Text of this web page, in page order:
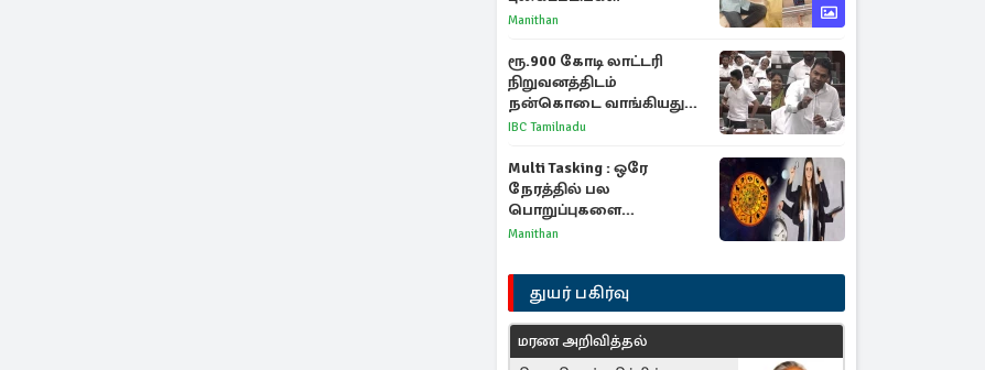
Manithan
ரூ.900 கோடி லாட்டரி
நிறுவனத்திடம்
நன்கொடை வாங்கியது
ஏன்? உதயநிதி - ஆதவ்
IBC Tamilnadu
Multi Tasking : ஒரே
நேரத்தில் பல
பொறுப்புகளை
கையாளும் டாப் 3 ராசிகள்!
Manithan
துயர் பகிர்வு
மரண அறிவித்தல்